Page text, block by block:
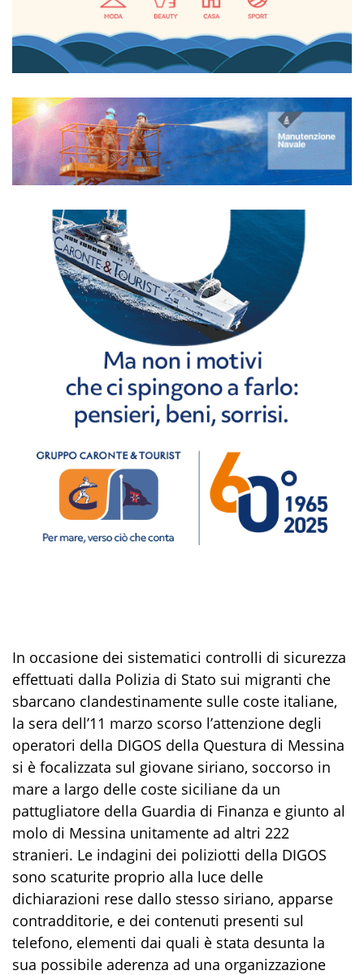
In occasione dei sistematici controlli di sicurezza
effettuati dalla Polizia di Stato sui migranti che
sbarcano clandestinamente sulle coste italiane,
la sera dell’11 marzo scorso l’attenzione degli
operatori della DIGOS della Questura di Messina
si è focalizzata sul giovane siriano, soccorso in
mare a largo delle coste siciliane da un
pattugliatore della Guardia di Finanza e giunto al
molo di Messina unitamente ad altri 222
stranieri. Le indagini dei poliziotti della DIGOS
sono scaturite proprio alla luce delle
dichiarazioni rese dallo stesso siriano, apparse
contradditorie, e dei contenuti presenti sul
telefono, elementi dai quali è stata desunta la
sua possibile aderenza ad una organizzazione